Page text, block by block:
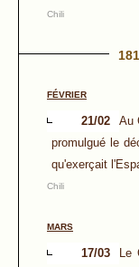
Chili
FÉVRIER
21/02
Au
promulgué le
qu'exerçait
Chili
MARS
17/03
Le